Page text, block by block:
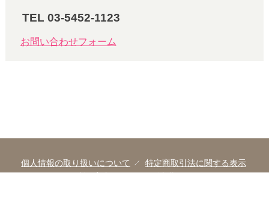
TEL 03-5452-1123
お問い合わせフォーム
個人情報の取り扱いについて
特定商取引法に関する表示